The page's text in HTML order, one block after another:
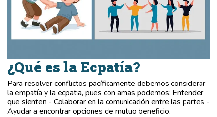
¿Qué es la Ecpatía?
Para resolver conflictos pacíficamente debemos considerar
la empatía y la ecpatia, pues con amas podemos: Entender
que sienten - Colaborar en la comunicación entre las partes -
Ayudar a encontrar opciones de mutuo beneficio.